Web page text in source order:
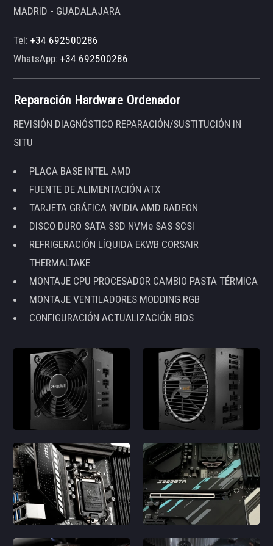
MADRID - GUADALAJARA
Tel:+34 692500286
WhatsApp:+34 692500286
Reparación Hardware Ordenador
REVISIÓN DIAGNÓSTICO REPARACIÓN/SUSTITUCIÓN IN
SITU
PLACA BASE INTEL AMD
FUENTE DE ALIMENTACIÓN ATX
TARJETA GRÁFICA NVIDIA AMD RADEON
DISCO DURO SATA SSD NVMe SAS SCSI
REFRIGERACIÓN LÍQUIDA EKWB CORSAIR
THERMALTAKE
MONTAJE CPU PROCESADOR CAMBIO PASTA TÉRMICA
MONTAJE VENTILADORES MODDING RGB
CONFIGURACIÓN ACTUALIZACIÓN BIOS